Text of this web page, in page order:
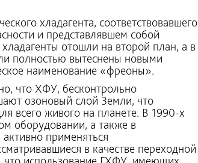
хладагента, соответствовавшего
и представлявшем собой
отошли на второй план, а в
полностью вытеснены новыми
наименование «фреоны».
что ХФУ, бесконтрольно
озоновый слой Земли, что
всего живого на планете. В 1990-х
оборудовании, а также в
применяться
в качестве переходной